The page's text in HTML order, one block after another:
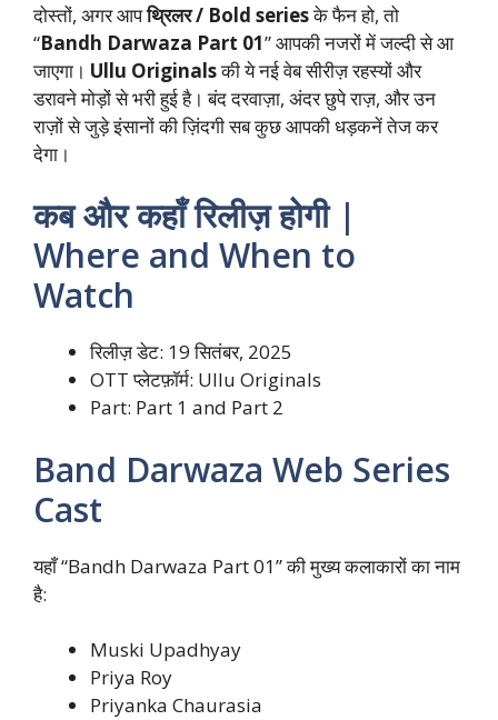
दोस्तों, अगर आपथ्रिलर / Bold seriesके फैन हो, तो
“Bandh Darwaza Part 01” आपकी नजरों में जल्दी से आ
जाएगा। Ullu Originalsकी ये नई वेब सीरीज़ रहस्यों और
डरावने मोड़ों से भरी हुई है। बंद दरवाज़ा, अंदर छुपे राज़, और उन
राज़ों से जुड़े इंसानों की ज़िंदगी सब कुछ आपकी धड़कनें तेज कर
देगा।
कब और कहाँ रिलीज़ होगी |
Where and When to
Watch
रिलीज़ डेट: 19 सितंबर, 2025
OTT प्लेटफ़ॉर्म: Ullu Originals
Part: Part 1 and Part 2
Band Darwaza Web Series
Cast
यहाँ “Bandh Darwaza Part 01” की मुख्य कलाकारों का नाम
है:
Muski Upadhyay
Priya Roy
Priyanka Chaurasia